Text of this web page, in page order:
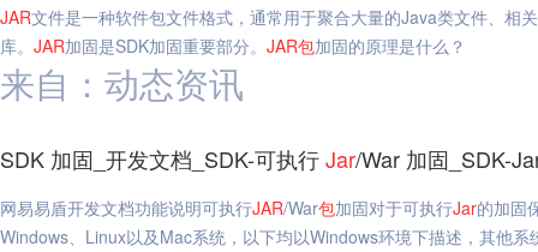
JAR文件是一种软件包文件格式，通常用于聚合大量的Java类文件、相
库。 JAR加固是SDK加固重要部分。 JAR包加固的原理是什么？
来自：动态资讯
SDK 加固_开发文档_SDK-可执行Jar/War 加固_SDK-
网易易盾开发文档功能说明可执行JAR/War包加固对于可执行Jar的加固
Windows、Linux以及Mac系统，以下均以Windows环境下描述，其他